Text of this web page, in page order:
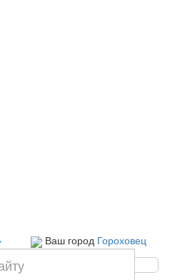
Ваш город Гороховец